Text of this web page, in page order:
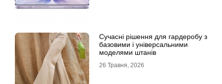
Сучасні рішення для гардеробу з
базовими і універсальними
моделями штанів
26 Травня, 2026